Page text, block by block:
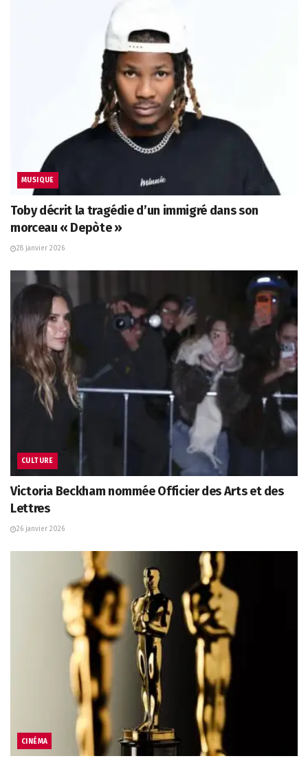
MUSIQUE
Toby décrit la tragédie d’un immigré dans son
morceau « Depòte »
28 janvier 2026
CULTURE
Victoria Beckham nommée Officier des Arts et des
Lettres
26 janvier 2026
CINÉMA